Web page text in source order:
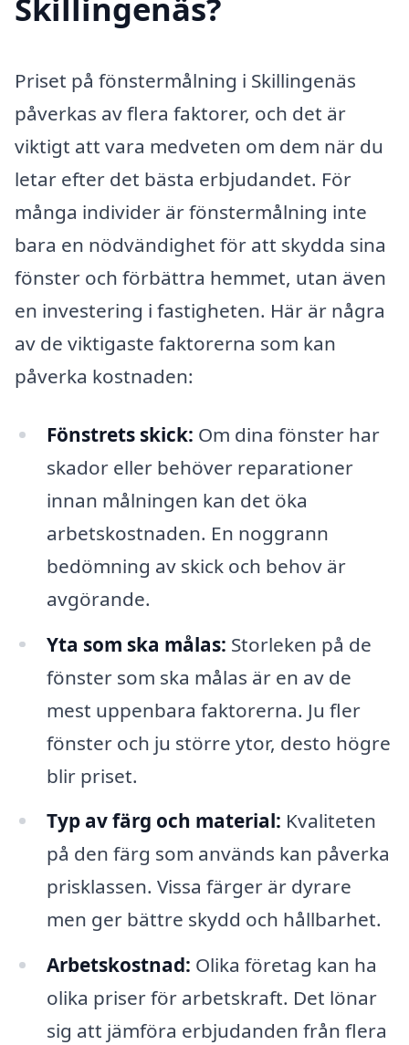
Skillingenäs?
Priset på fönstermålning i Skillingenäs
påverkas av flera faktorer, och det är
viktigt att vara medveten om dem när du
letar efter det bästa erbjudandet. För
många individer är fönstermålning inte
bara en nödvändighet för att skydda sina
fönster och förbättra hemmet, utan även
en investering i fastigheten. Här är några
av de viktigaste faktorerna som kan
påverka kostnaden:
Fönstrets skick: Om dina fönster har
skador eller behöver reparationer
innan målningen kan det öka
arbetskostnaden. En noggrann
bedömning av skick och behov är
avgörande.
Yta som ska målas: Storleken på de
fönster som ska målas är en av de
mest uppenbara faktorerna. Ju fler
fönster och ju större ytor, desto högre
blir priset.
Typ av färg och material: Kvaliteten
på den färg som används kan påverka
prisklassen. Vissa färger är dyrare
men ger bättre skydd och hållbarhet.
Arbetskostnad: Olika företag kan ha
olika priser för arbetskraft. Det lönar
sig att jämföra erbjudanden från flera